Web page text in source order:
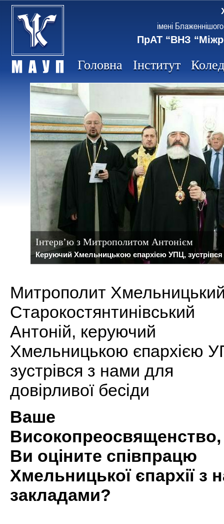
імені
ПрАТ “ВНЗ
Головна Інститут
Інтерв’ю з Митрополитом Антонієм
Керуючий Хмельницькою єпархією УПЦ, зустрівся
Митрополит Хмельницький
Старокостянтинівський
Антоній, керуючий
Хмельницькою єпархією
зустрівся з нами для
довірливої бесіди
Ваше
Високопреосвященство,
Ви оціните співпрацю
Хмельницької єпархії з
закладами?